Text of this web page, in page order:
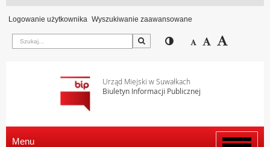
Logowanie użytkownika Wyszukiwanie zaawansowane
Szukaj Przełącz pomiędzy
Zmniejsz
Domyślny
Urząd Miejski w Suwałkach
Biuletyn Informacji Publicznej
Włącz
Menu